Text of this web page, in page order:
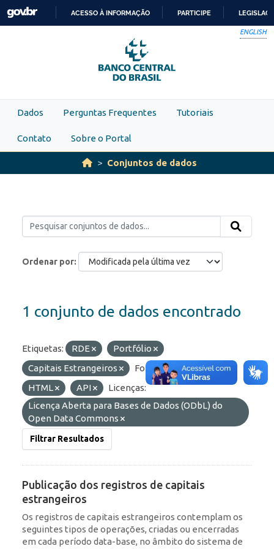
Skip to main content
PARA
O
CONTEÚDO
ACESSO À INFORMAÇÃO PARTICIPE
ENGLISH
Dados Perguntas Frequentes Tutoriais
Contato Sobre o Portal
Conjuntos de dados
Ordenar por
1 conjunto de dados encontrado
Etiquetas: RDE
Portfólio
Capitais Estrangeiros
Formatos:
OData
HTML
API
Licenças:
Licença Aberta para Bases de Dados (ODbL) do
Open Data Commons
Filtrar Resultados
Publicação dos registros de capitais
estrangeiros
Os registros de capitais estrangeiros contemplam os
seguintes tipos de operações, criadas ou encerradas
em cada período data-base, no âmbito do sistema de